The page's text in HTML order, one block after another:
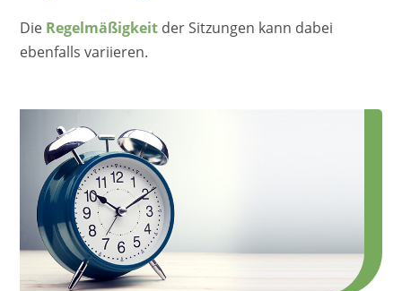
Die Regel­mä­ßig­keit der Sitzun­gen kann dabei
ebenfalls variieren.